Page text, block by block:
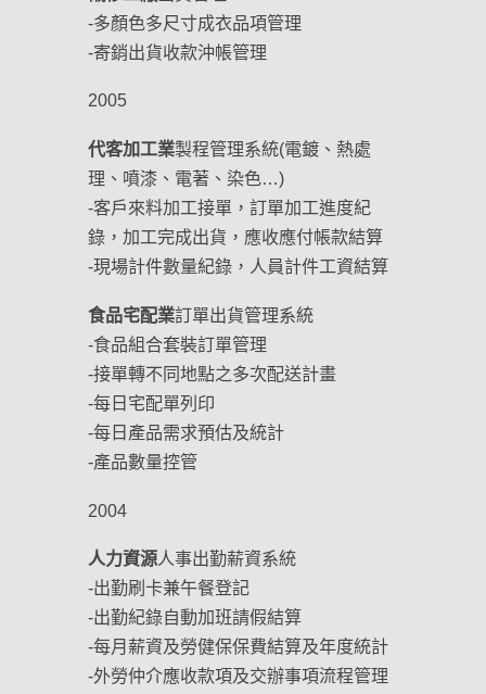
-多顏色多尺寸成衣品項管理
-寄銷出貨收款沖帳管理
2005
代客加工業製程管理系統(電鍍、熱處
理、噴漆、電著、染色…)
-客戶來料加工接單，訂單加工進度紀
錄，加工完成出貨，應收應付帳款結算
-現場計件數量紀錄，人員計件工資結算
食品宅配業訂單出貨管理系統
-食品組合套裝訂單管理
-接單轉不同地點之多次配送計畫
-每日宅配單列印
-每日產品需求預估及統計
-產品數量控管
2004
人力資源人事出勤薪資系統
-出勤刷卡兼午餐登記
-出勤紀錄自動加班請假結算
-每月薪資及勞健保保費結算及年度統計
-外勞仲介應收款項及交辦事項流程管理